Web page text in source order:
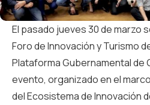
El pasado jueves 30 de marzo
Foro de Innovación y Turismo
Plataforma Gubernamental de
evento, organizado en el
del Ecosistema de Innovación